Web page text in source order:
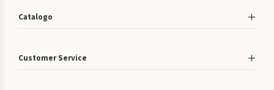
Catalogo
Customer Service